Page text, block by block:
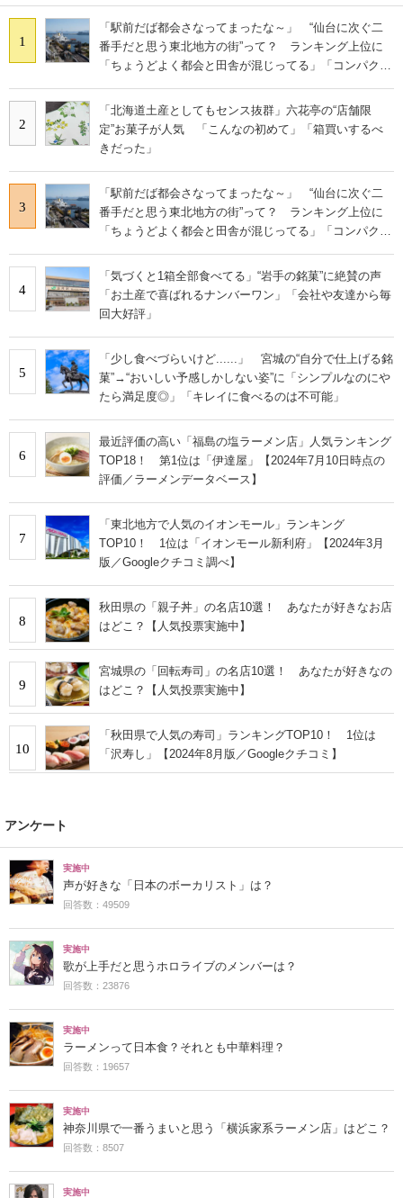
1
「駅前だば都会さなってまったな～」 “仙台に次ぐ二
番手だと思う東北地方の街”って？ ランキング上位に
「ちょうどよく都会と田舎が混じってる」「コンパクト
2
「北海道土産としてもセンス抜群」六花亭の“店舗限
定”お菓子が人気 「こんなの初めて」「箱買いするべ
きだった」
3
「駅前だば都会さなってまったな～」 “仙台に次ぐ二
番手だと思う東北地方の街”って？ ランキング上位に
「ちょうどよく都会と田舎が混じってる」「コンパクト
4
「気づくと1箱全部食べてる」“岩手の銘菓”に絶賛の声
「お土産で喜ばれるナンバーワン」「会社や友達から毎
回大好評」
5
「少し食べづらいけど......」 宮城の“自分で仕上げる銘
菓”→“おいしい予感しかしない姿”に「シンプルなのにや
たら満足度◎」「キレイに食べるのは不可能」
6
最近評価の高い「福島の塩ラーメン店」人気ランキング
TOP18！ 第1位は「伊達屋」【2024年7月10日時点の
評価／ラーメンデータベース】
7
「東北地方で人気のイオンモール」ランキング
TOP10！ 1位は「イオンモール新利府」【2024年3月
版／Googleクチコミ調べ】
8
秋田県の「親子丼」の名店10選！ あなたが好きなお店
はどこ？【人気投票実施中】
9
宮城県の「回転寿司」の名店10選！ あなたが好きなの
はどこ？【人気投票実施中】
10
「秋田県で人気の寿司」ランキングTOP10！ 1位は
「沢寿し」【2024年8月版／Googleクチコミ】
アンケート
実施中
声が好きな「日本のボーカリスト」は？
回答数：49509
実施中
歌が上手だと思うホロライブのメンバーは？
回答数：23876
実施中
ラーメンって日本食？それとも中華料理？
回答数：19657
実施中
神奈川県で一番うまいと思う「横浜家系ラーメン店」はどこ？
回答数：8507
実施中